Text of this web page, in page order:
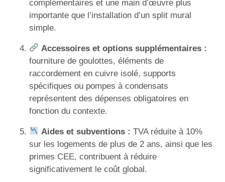
complémentaires et une main d’œuvre plus
importante que l’installation d’un split mural
simple.
Accessoires et options supplémentaires :
fourniture de goulottes, éléments de
raccordement en cuivre isolé, supports
spécifiques ou pompes à condensats
représentent des dépenses obligatoires en
fonction du contexte.
Aides et subventions : TVA réduite à 10%
sur les logements de plus de 2 ans, ainsi que les
primes CEE, contribuent à réduire
significativement le coût global.